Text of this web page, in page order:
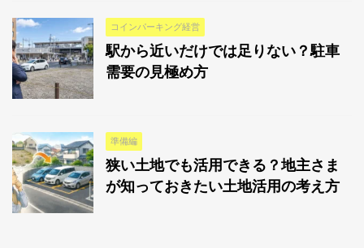
コインパーキング経営
駅から近いだけでは足りない？駐車
需要の見極め方
準備編
狭い土地でも活用できる？地主さま
が知っておきたい土地活用の考え方